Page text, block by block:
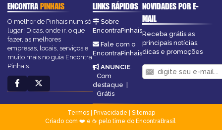
ENCONTRAPINHAIS
O melhor de Pinhais num só
lugar! Dicas, onde ir, o que
fazer, as melhores
empresas, locais, serviços e
muito mais no guia Encontra
Pinhais.
LINKS RÁPIDOS
Sobre
EncontraPinhais
Fale com o
EncontraPinhais
ANUNCIE:
Com
destaque
Grátis
NOVIDADES POR E-
MAIL
Receba grátis as
principais notícias,
dicas e promoções
Termos| Privacidade
Sitemap
Criado com ❤️ e ☕ pelo time do EncontraBrasil